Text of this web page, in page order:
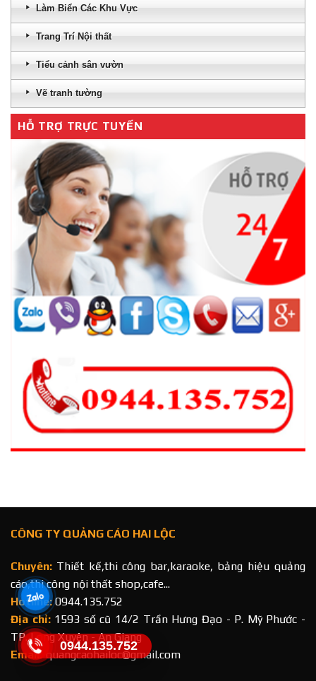
Làm Biển Các Khu Vực
Trang Trí Nội thất
Tiểu cảnh sân vườn
Vẽ tranh tường
HỖ TRỢ TRỰC TUYẾN
CÔNG TY QUẢNG CÁO HAI LỘC
Chuyên: Thiết kế,thi công bar,karaoke, bảng hiệu quảng
cáo,thi công nội thất shop,cafe...
Hotline: 0944.135.752
Địa chỉ: 1593 số cũ 14/2 Trần Hưng Đạo - P. Mỹ Phước -
TP. Long Xuyên - An Giang
Email: quangcaohailoc@gmail.com
0944.135.752